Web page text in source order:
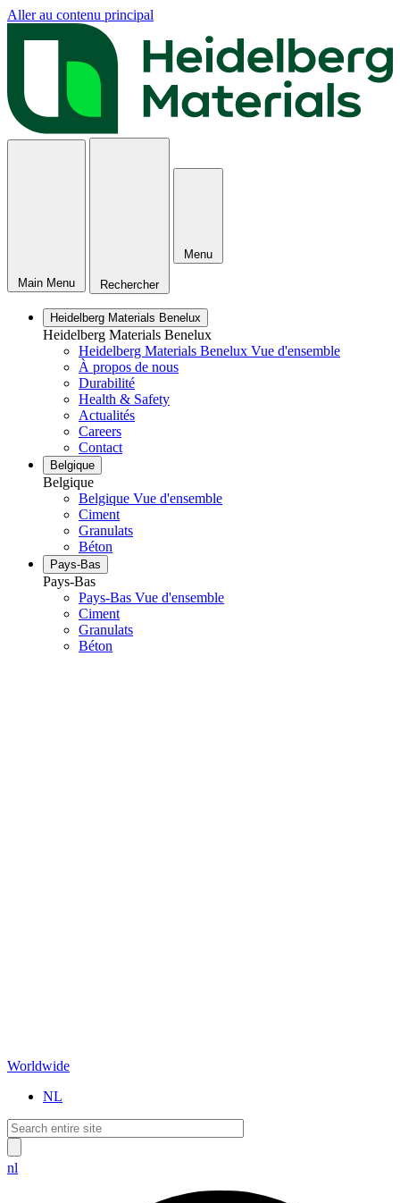
Aller au contenu principal
Main Menu Rechercher
Menu
Heidelberg Materials Benelux
Heidelberg Materials Benelux
Heidelberg Materials Benelux Vue d'ensemble
À propos de nous
Durabilité
Health & Safety
Actualités
Careers
Contact
Belgique
Belgique
Belgique Vue d'ensemble
Ciment
Granulats
Béton
Pays-Bas
Pays-Bas
Pays-Bas Vue d'ensemble
Ciment
Granulats
Béton
Worldwide
NL
nl